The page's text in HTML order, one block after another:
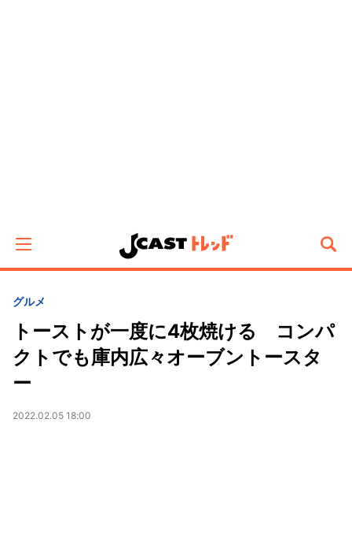
グルメ
トーストが一度に4枚焼ける コンパ
クトでも庫内広々オーブントースタ
ー
2022.02.05 18:00